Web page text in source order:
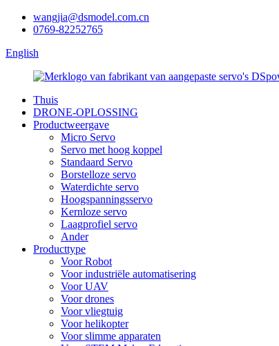
wangjia@dsmodel.com.cn
0769-82252765
English
Thuis
DRONE-OPLOSSING
Productweergave
Micro Servo
Servo met hoog koppel
Standaard Servo
Borstelloze servo
Waterdichte servo
Hoogspanningsservo
Kernloze servo
Laagprofiel servo
Ander
Producttype
Voor Robot
Voor industriële automatisering
Voor UAV
Voor drones
Voor vliegtuig
Voor helikopter
Voor slimme apparaten